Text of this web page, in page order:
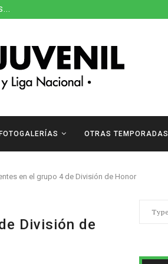
FOTOGALERÍAS OTRAS TEMPORADAS
en el grupo 4 de División de Honor
División de